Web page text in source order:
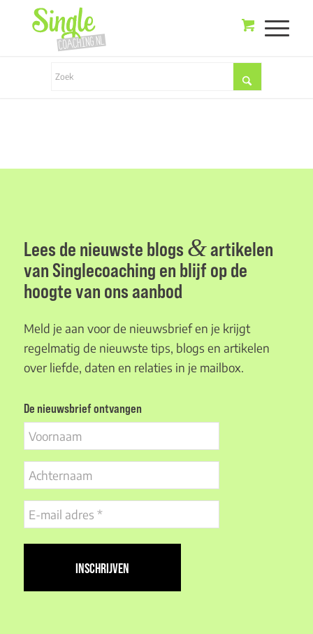
Lees de nieuwste blogs &artikelen
van Singlecoaching en blijf op de
hoogte van ons aanbod
Meld je aan voor de nieuwsbrief en je krijgt
regelmatig de nieuwste tips, blogs en artikelen
over liefde, daten en relaties in je mailbox.
De nieuwsbrief ontvangen
Voornaam
Achternaam
E-
mail
adres